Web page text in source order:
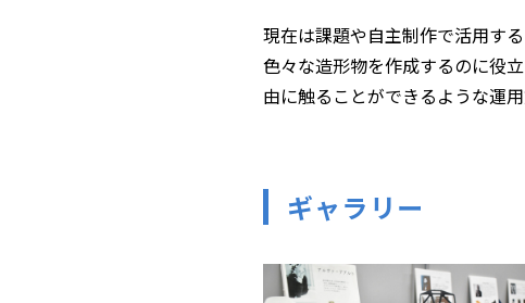
現在は課題や自主制作で活用す
色々な造形物を作成するのに役
由に触ることができるような運用
ギャラリー